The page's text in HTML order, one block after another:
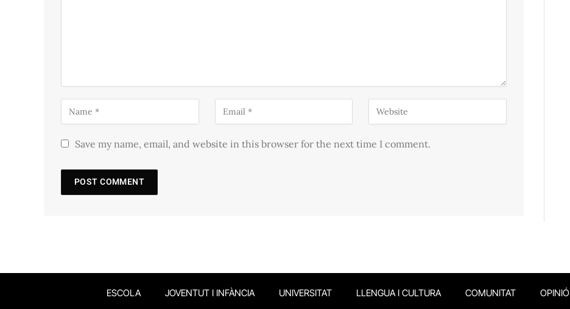
Save my name, email, and website in this browser for the next time I comment.
ESCOLA JOVENTUT I INFÀNCIA UNIVERSITAT LLENGUA I CULTURA COMUNITAT OPINIÓ